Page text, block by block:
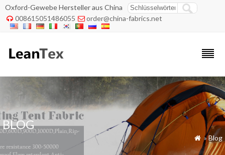
Oxford-Gewebe Hersteller aus China
 008615051486055  order@china-fabrics.net
BLOG
 »Blog